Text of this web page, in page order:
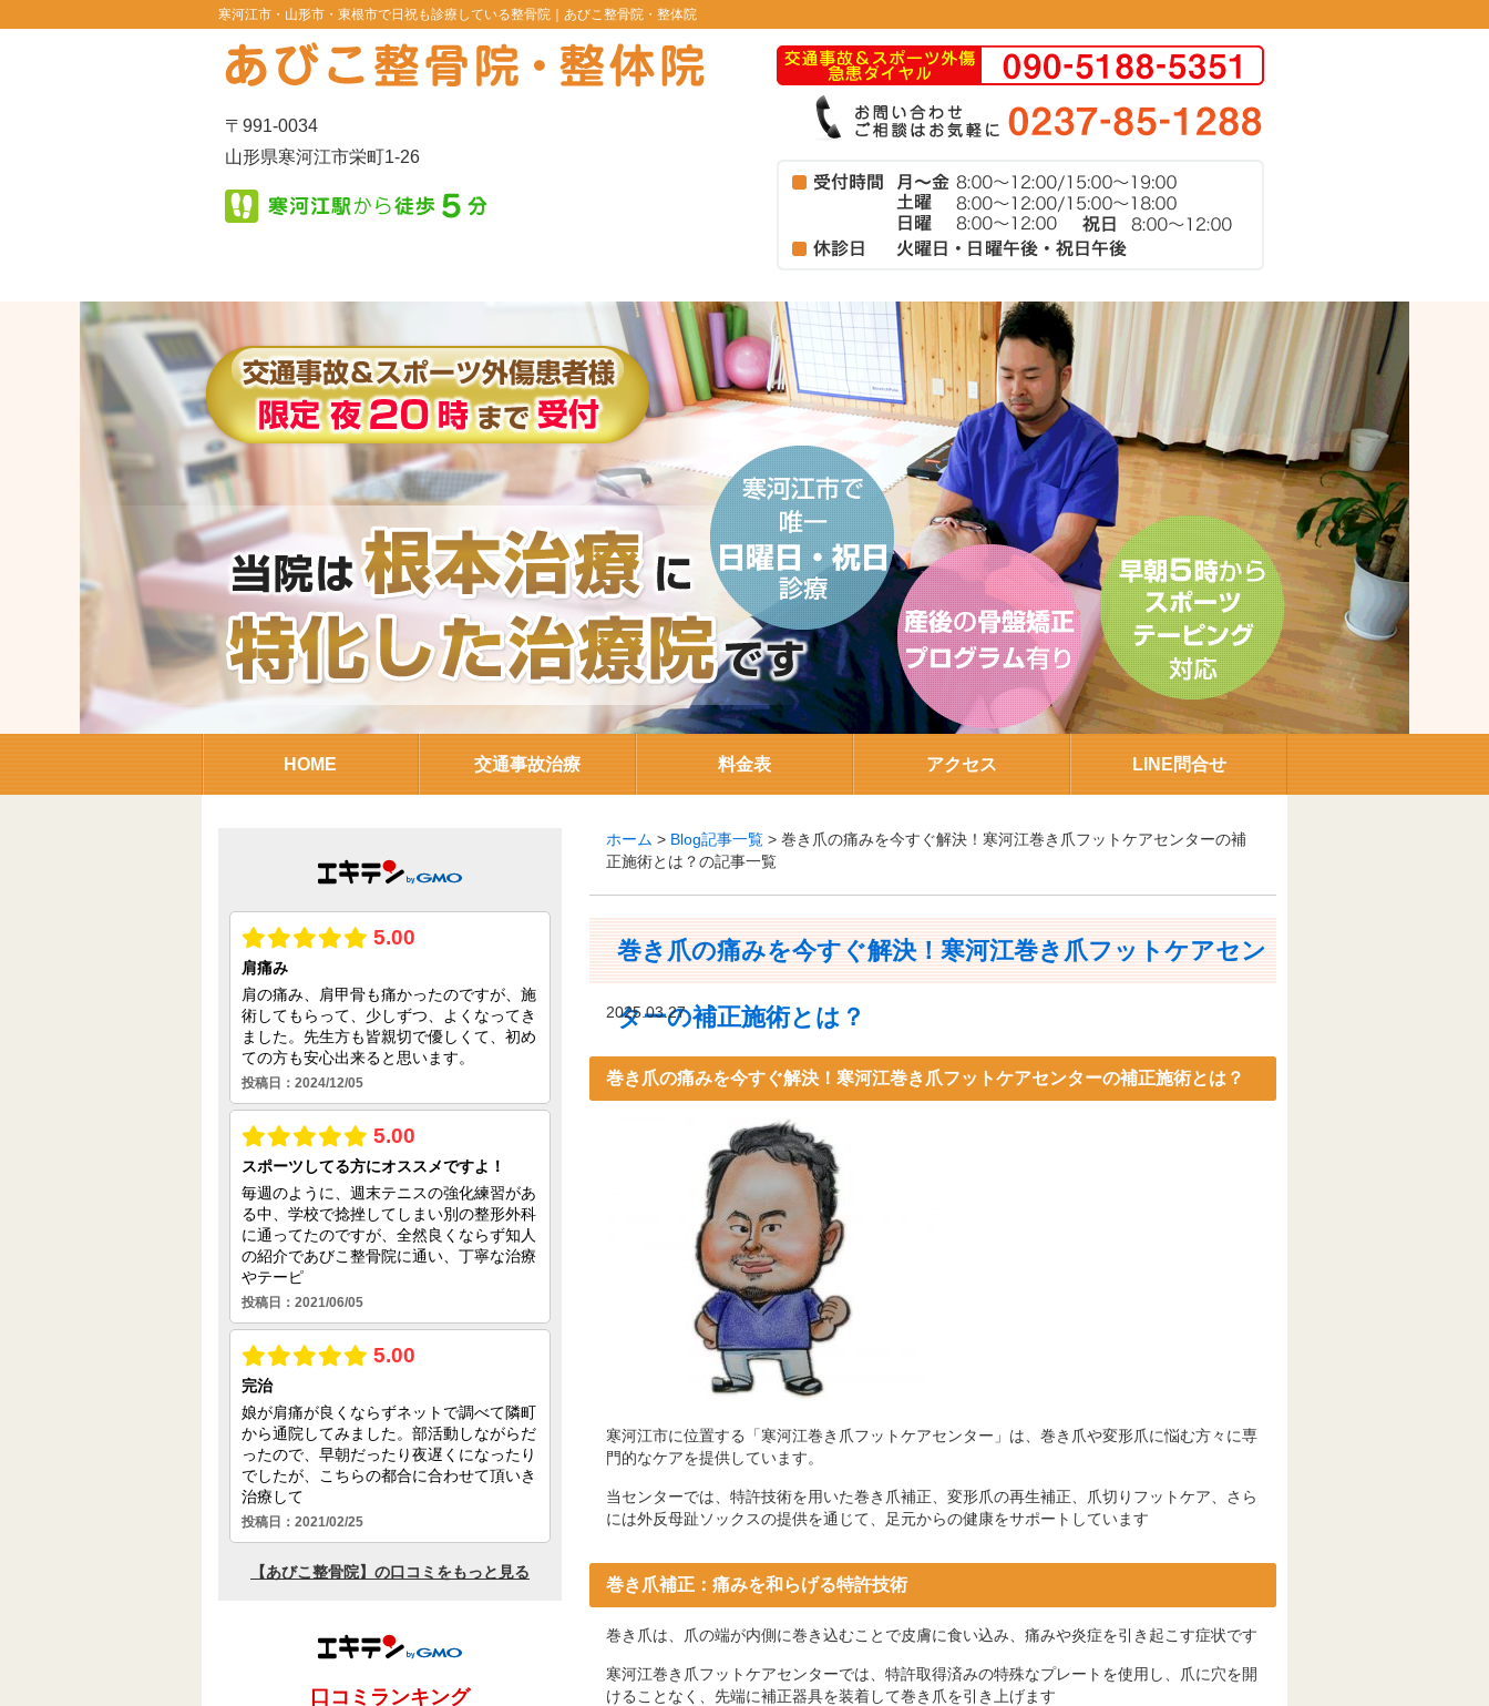
寒河江市・山形市・東根市で日祝も診療している整骨院｜あびこ整骨院・整体院
〒991-0034
山形県寒河江市栄町1-26
HOME 交通事故治療 料金表 アクセス LINE問合せ
ホーム > Blog記事一覧 > 巻き爪の痛みを今すぐ解決！寒河江巻き爪フットケアセンターの補
正施術とは？の記事一覧
巻き爪の痛みを今すぐ解決！寒河江巻き爪フットケアセン
ターの補正施術とは？
2025.03.27
巻き爪の痛みを今すぐ解決！寒河江巻き爪フットケアセンターの補正施術とは？
寒河江市に位置する「寒河江巻き爪フットケアセンター」は、巻き爪や変形爪に悩む方々に専
門的なケアを提供しています。
当センターでは、特許技術を用いた巻き爪補正、変形爪の再生補正、爪切りフットケア、さら
には外反母趾ソックスの提供を通じて、足元からの健康をサポートしています
巻き爪補正：痛みを和らげる特許技術
巻き爪は、爪の端が内側に巻き込むことで皮膚に食い込み、痛みや炎症を引き起こす症状です
寒河江巻き爪フットケアセンターでは、特許取得済みの特殊なプレートを使用し、爪に穴を開
けることなく、先端に補正器具を装着して巻き爪を引き上げます